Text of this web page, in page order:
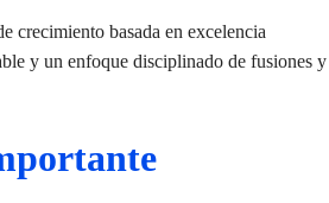
crecimiento basada en excelencia
y un enfoque disciplinado de fusiones y